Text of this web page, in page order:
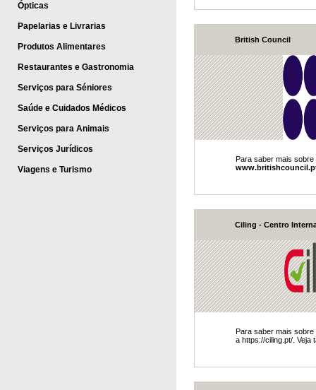
Ópticas
Papelarias e Livrarias
Produtos Alimentares
Restaurantes e Gastronomia
Serviços para Séniores
Saúde e Cuidados Médicos
Serviços para Animais
Serviços Jurídicos
Viagens e Turismo
British Council
Para saber mais
Ciling - Centro
Para saber mais
a https://ciling.pt/​. Veja